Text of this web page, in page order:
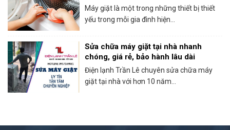
Máy giặt là một trong những thiết bị thiết
yếu trong mỗi gia đình hiện...
Sửa chữa máy giặt tại nhà nhanh
chóng, giá rẻ, bảo hành lâu dài
Điện lạnh Trần Lê chuyên sửa chữa máy
giặt tại nhà với hơn 10 năm...